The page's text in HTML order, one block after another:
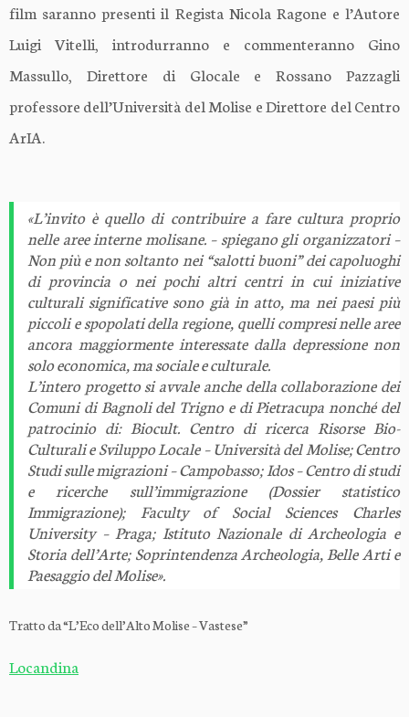
film saranno presenti il Regista Nicola Ragone e l’Autore
Luigi Vitelli, introdurranno e commenteranno Gino
Massullo, Direttore di Glocale e Rossano Pazzagli
professore dell’Università del Molise e Direttore del Centro
ArIA.
«L’invito è quello di contribuire a fare cultura proprio
nelle aree interne molisane. – spiegano gli organizzatori –
Non più e non soltanto nei “salotti buoni” dei capoluoghi
di provincia o nei pochi altri centri in cui iniziative
culturali significative sono già in atto, ma nei paesi più
piccoli e spopolati della regione, quelli compresi nelle aree
ancora maggiormente interessate dalla depressione non
solo economica, ma sociale e culturale.
L’intero progetto si avvale anche della collaborazione dei
Comuni di Bagnoli del Trigno e di Pietracupa nonché del
patrocinio di: Biocult. Centro di ricerca Risorse Bio-
Culturali e Sviluppo Locale – Università del Molise; Centro
Studi sulle migrazioni – Campobasso; Idos – Centro di studi
e ricerche sull’immigrazione (Dossier statistico
Immigrazione); Faculty of Social Sciences Charles
University – Praga; Istituto Nazionale di Archeologia e
Storia dell’Arte; Soprintendenza Archeologia, Belle Arti e
Paesaggio del Molise».
Tratto da “L’Eco dell’Alto Molise – Vastese”
Locandina